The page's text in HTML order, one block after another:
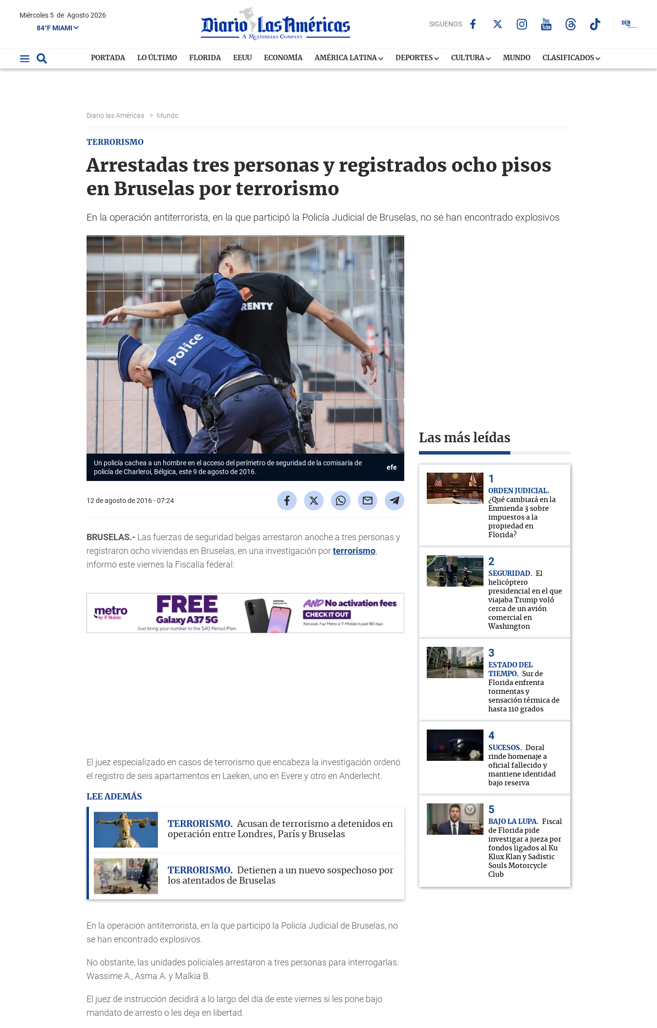
Miércoles 5 de Agosto 2026
84°F MIAMI
SIGUENOS
PORTADA LO ÚLTIMO FLORIDA EEUU ECONOMÍA AMÉRICA LATINA DEPORTES CULTURA MUNDO CLASIFICADOS
Diario las Américas > Mundo
TERRORISMO
Arrestadas tres personas y registrados ocho pisos
en Bruselas por terrorismo
En la operación antiterrorista, en la que participó la Policía Judicial de Bruselas, no se han encontrado explosivos
Un policía cachea a un hombre en el acceso del perímetro de seguridad de la comisaría de
policía de Charleroi, Bélgica, este 9 de agosto de 2016.
efe
12 de agosto de 2016 - 07:24
BRUSELAS.- Las fuerzas de seguridad belgas arrestaron anoche a tres personas y
registraron ocho viviendas en Bruselas, en una investigación porterrorismo,
informó este viernes la Fiscalía federal.
El juez especializado en casos de terrorismo que encabeza la investigación ordenó
el registro de seis apartamentos en Laeken, uno en Evere y otro en Anderlecht.
LEE ADEMÁS
TERRORISMO
Acusan de terrorismo a detenidos en
operación entre Londres, París y Bruselas
TERRORISMO
Detienen a un nuevo sospechoso por
los atentados de Bruselas
En la operación antiterrorista, en la que participó la Policía Judicial de Bruselas, no
se han encontrado explosivos.
No obstante, las unidades policiales arrestaron a tres personas para interrogarlas:
Wassime A., Asma A. y Malkia B.
El juez de instrucción decidirá a lo largo del día de este viernes si les pone bajo
mandato de arresto o les deja en libertad.
Las más leídas
ORDEN JUDICIAL
¿Qué cambiará en la
Enmienda 3 sobre
impuestos a la
propiedad en
Florida?
SEGURIDAD
El
helicóptero
presidencial en el que
viajaba Trump voló
cerca de un avión
comercial en
Washington
ESTADO DEL
TIEMPO
Sur de
Florida enfrenta
tormentas y
sensación térmica de
hasta 110 grados
SUCESOS
Doral
rinde homenaje a
oficial fallecido y
mantiene identidad
bajo reserva
BAJO LA LUPA
Fiscal
de Florida pide
investigar a jueza por
fondos ligados al Ku
Klux Klan y Sadistic
Souls Motorcycle
Club